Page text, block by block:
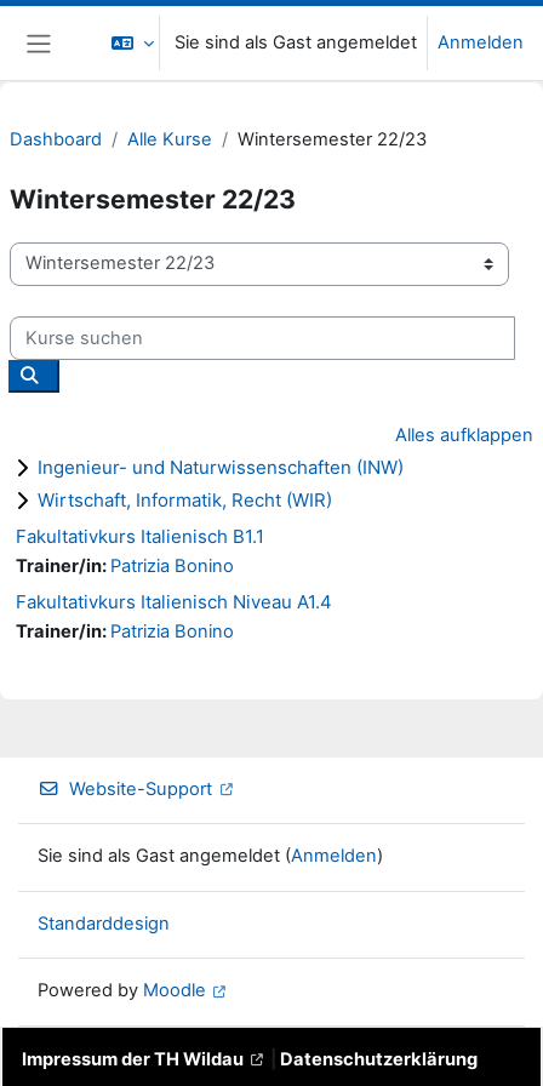
Zum Hauptinhalt
Website-Übersicht
Sie sind als Gast angemeldet Anmelden
Dashboard Alle Kurse Wintersemester 22/23
Wintersemester 22/23
Kursbereiche
Kurse suchen
Kurse suchen
Alles aufklappen
Ingenieur- und Naturwissenschaften (INW)
Wirtschaft, Informatik, Recht (WIR)
Fakultativkurs Italienisch B1.1
Trainer/in: Patrizia Bonino
Fakultativkurs Italienisch Niveau A1.4
Trainer/in: Patrizia Bonino
Website-Support
Sie sind als Gast angemeldet (Anmelden)
Standarddesign
Powered by Moodle
Impressum der TH Wildau Datenschutzerklärung